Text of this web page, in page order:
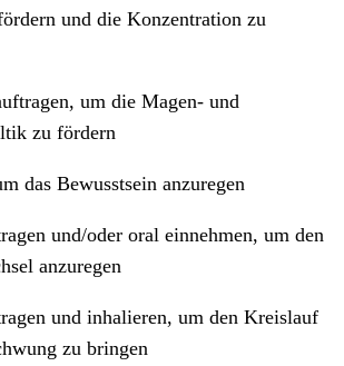
und die Konzentration zu
um die Magen- und
zu fördern
das Bewusstsein anzuregen
und/oder oral einnehmen, um den
anzuregen
und inhalieren, um den Kreislauf
zu bringen